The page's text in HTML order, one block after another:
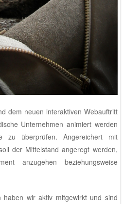
dem neuen interaktiven Webauftritt
Unternehmen animiert werden
zu überprüfen. Angereichert mit
der Mittelstand angeregt werden,
anzugehen beziehungsweise
haben wir aktiv mitgewirkt und sind